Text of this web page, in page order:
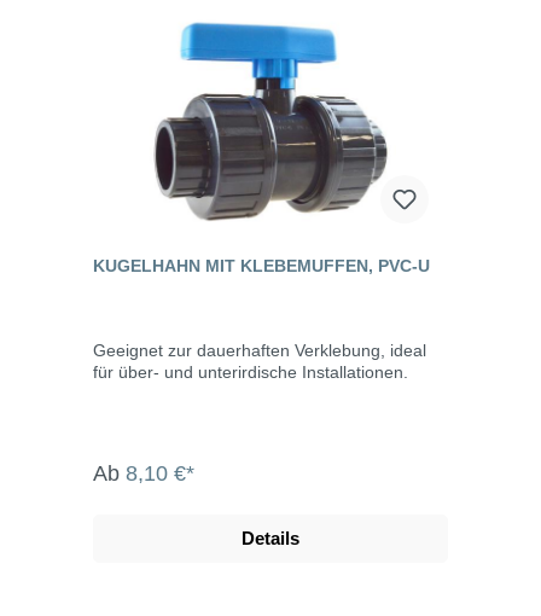
KUGELHAHN MIT KLEBEMUFFEN, PVC-U
Geeignet zur dauerhaften Verklebung, ideal
für über- und unterirdische Installationen.
Ab 8,10 €*
Details